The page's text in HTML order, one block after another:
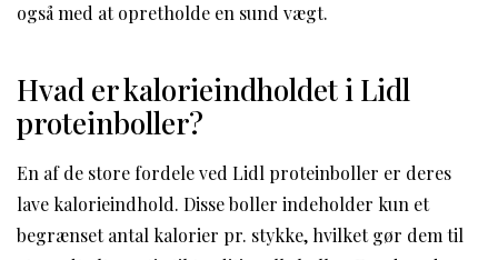
også med at opretholde en sund vægt.
Hvad er kalorieindholdet i Lidl
proteinboller?
En af de store fordele ved Lidl proteinboller er deres
lave kalorieindhold. Disse boller indeholder kun et
begrænset antal kalorier pr. stykke, hvilket gør dem til